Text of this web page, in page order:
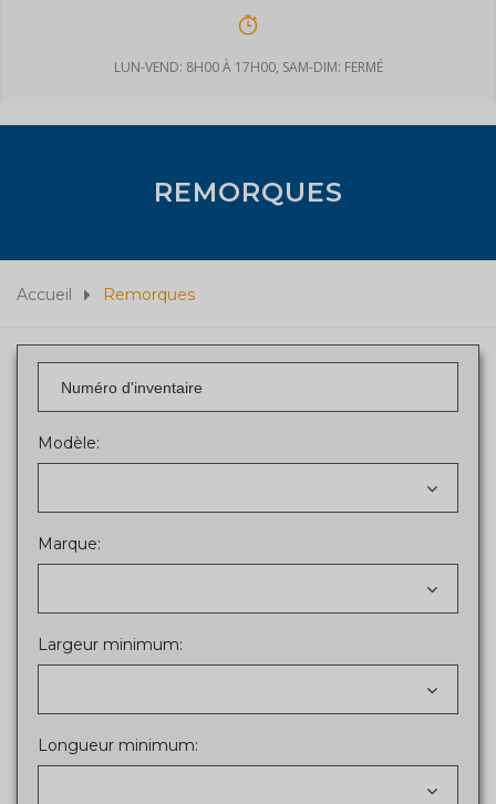
LUN-VEND: 8H00 À 17H00, SAM-DIM: FERMÉ
REMORQUES
Accueil Remorques
Modèle:
Marque:
Largeur minimum:
Longueur minimum: